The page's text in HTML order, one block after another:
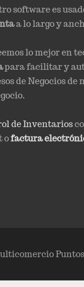
software es
a lo largo y
lo mejor en
para facilitar y
de Negocios de
de Inventarios
ofactura